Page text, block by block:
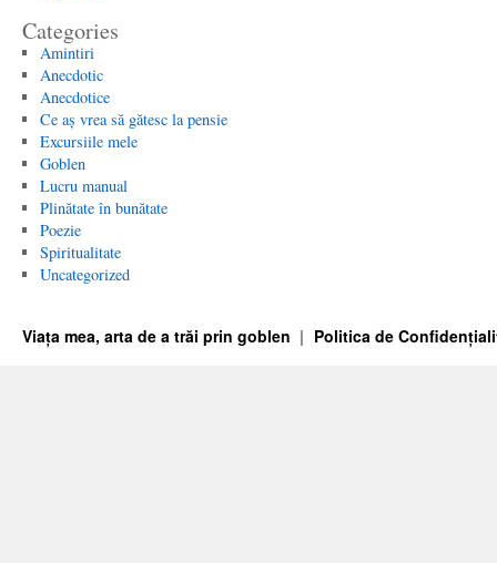
Categories
Amintiri
Anecdotic
Anecdotice
Ce aș vrea să gătesc la pensie
Excursiile mele
Goblen
Lucru manual
Plinătate în bunătate
Poezie
Spiritualitate
Uncategorized
Viața mea, arta de a trăi prin goblen Politica de